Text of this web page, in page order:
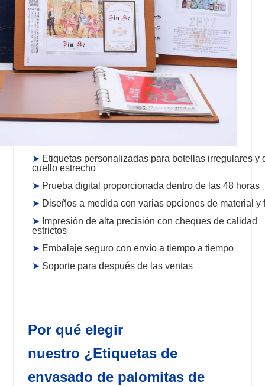
➤ Etiquetas personalizadas para botellas irregulares y
cuello estrecho
➤ Prueba digital proporcionada dentro de las 48 horas
➤ Diseños a medida con varias opciones de material y
➤ Impresión de alta precisión con cheques de calidad
estrictos
➤ Embalaje seguro con envío a tiempo a tiempo
➤ Soporte para después de las ventas
Por qué elegir
nuestro ¿Etiquetas de
envasado de palomitas de